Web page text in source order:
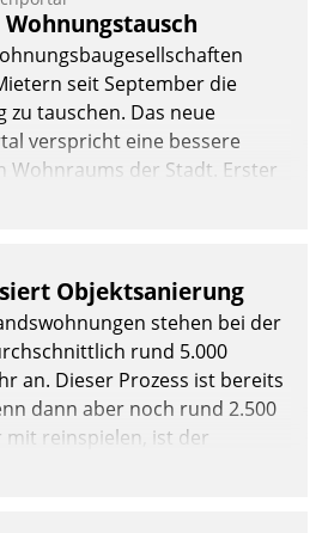
seit September die
zu tauschen. Das neue
verspricht eine bessere
Wohnraums der Stadt. Erster
Lösung API-Hub mit
Objektsanierung
stehen bei der
rund 5.000
an. Dieser Prozess ist bereits
dann aber noch rund 2.500
mit reinspielen, ist der
immens. Im
daher